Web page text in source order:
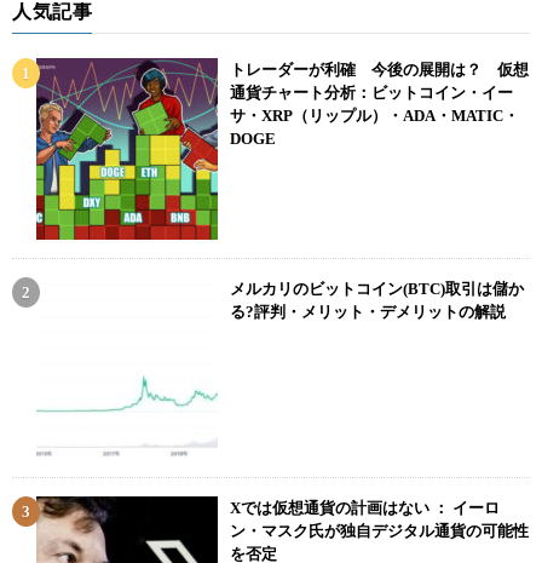
人気記事
トレーダーが利確 今後の展開は？ 仮想
通貨チャート分析：ビットコイン・イー
サ・XRP（リップル）・ADA・MATIC・
DOGE
メルカリのビットコイン(BTC)取引は儲か
る?評判・メリット・デメリットの解説
Xでは仮想通貨の計画はない ： イーロ
ン・マスク氏が独自デジタル通貨の可能性
を否定